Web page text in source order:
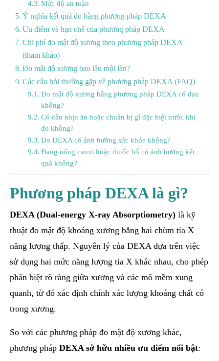
Mức độ an toàn
Ý nghĩa kết quả đo bằng phương pháp DEXA
Ưu điểm và hạn chế của phương pháp DEXA
Chi phí đo mật độ xương theo phương pháp DEXA
(tham khảo)
Đo mật độ xương bao lâu một lần?
Các câu hỏi thường gặp về phương pháp DEXA (FAQ)
Đo mật độ xương bằng phương pháp DEXA có đau
không?
Có cần nhịn ăn hoặc chuẩn bị gì đặc biệt trước khi
đo không?
Đo DEXA có ảnh hưởng sức khỏe không?
Đang uống canxi hoặc thuốc bổ có ảnh hưởng kết
quả không?
Phương pháp DEXA là gì?
DEXA (Dual-energy X-ray Absorptiometry) là kỹ
thuật đo mật độ khoáng xương bằng hai chùm tia X
năng lượng thấp. Nguyên lý của DEXA dựa trên việc
sử dụng hai mức năng lượng tia X khác nhau, cho phép
phân biệt rõ ràng giữa xương và các mô mềm xung
quanh, từ đó xác định chính xác lượng khoáng chất có
trong xương.
So với các phương pháp đo mật độ xương khác,
phương pháp DEXA sở hữu nhiều ưu điểm nổi bật: